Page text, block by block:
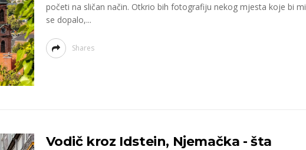
početi na sličan način. Otkrio bih fotografiju nekog mjesta koje bi mi
se dopalo,...
Shares
Vodič kroz Idstein, Njemačka - šta